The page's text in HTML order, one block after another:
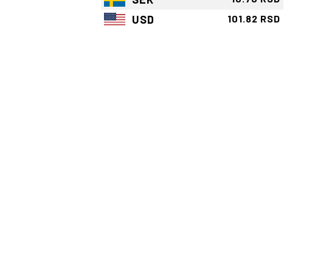
USD 101.82 RSD